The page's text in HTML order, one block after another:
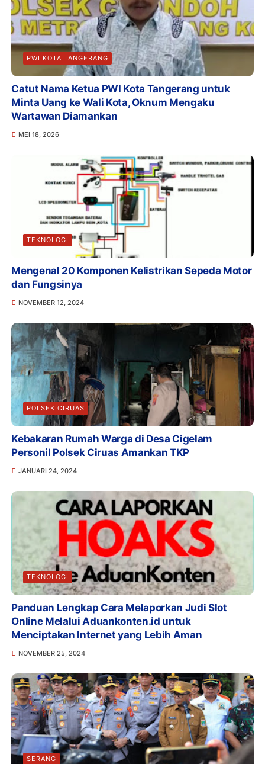
PWI KOTA TANGERANG
Catut Nama Ketua PWI Kota Tangerang untuk
Minta Uang ke Wali Kota, Oknum Mengaku
Wartawan Diamankan
MEI 18, 2026
TEKNOLOGI
Mengenal 20 Komponen Kelistrikan Sepeda Motor
dan Fungsinya
NOVEMBER 12, 2024
POLSEK CIRUAS
Kebakaran Rumah Warga di Desa Cigelam
Personil Polsek Ciruas Amankan TKP
JANUARI 24, 2024
TEKNOLOGI
Panduan Lengkap Cara Melaporkan Judi Slot
Online Melalui Aduankonten.id untuk
Menciptakan Internet yang Lebih Aman
NOVEMBER 25, 2024
SERANG